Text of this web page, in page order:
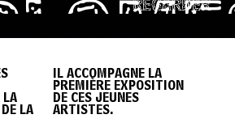
REGARDER
LA
LA
IL ACCOMPAGNE LA
PREMIÈRE EXPOSITION
DE CES JEUNES
ARTISTES.